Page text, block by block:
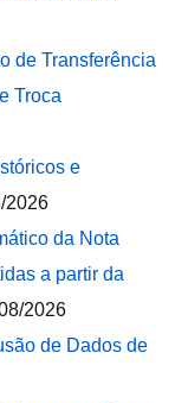
de Transferência
Troca
e
2026
da Nota
a partir da
2026
de Dados de